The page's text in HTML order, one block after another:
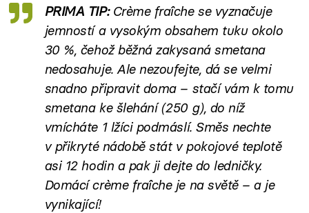
PRIMA TIP:Crème fraîche se vyznačuje
jemností a vysokým obsahem tuku okolo
30 %, čehož běžná zakysaná smetana
nedosahuje. Ale nezoufejte, dá se velmi
snadno připravit doma – stačí vám k tomu
smetana ke šlehání (250 g), do níž
vmícháte 1 lžíci podmáslí. Směs nechte
v přikryté nádobě stát v pokojové teplotě
asi 12 hodin a pak ji dejte do ledničky.
Domácí crème fraîche je na světě – a je
vynikající!